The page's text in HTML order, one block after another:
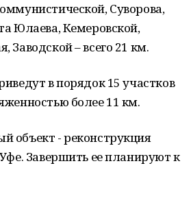
Суворова,
Юлаева, Кемеровской,
Заводской – всего 21 км.
в порядок 15 участков
более 11 км.
объект - реконструкция
Завершить ее планируют к